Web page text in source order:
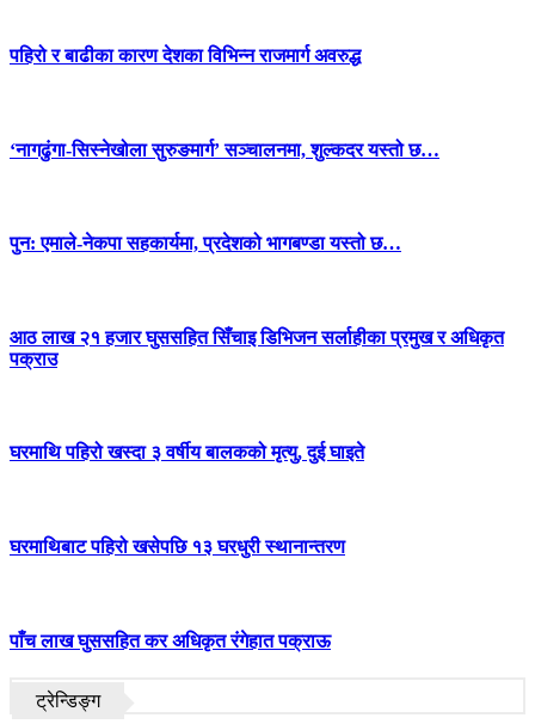
पहिरो र बाढीका कारण देशका विभिन्न राजमार्ग अवरुद्ध
‘नागढुंगा-सिस्नेखोला सुरुङमार्ग’ सञ्चालनमा, शुल्कदर यस्तो छ…
पुन: एमाले-नेकपा सहकार्यमा, प्रदेशको भागबण्डा यस्तो छ…
आठ लाख २१ हजार घुससहित सिँचाइ डिभिजन सर्लाहीका प्रमुख र अधिकृत
पक्राउ
घरमाथि पहिरो खस्दा ३ वर्षीय बालकको मृत्यु, दुई घाइते
घरमाथिबाट पहिरो खसेपछि १३ घरधुरी स्थानान्तरण
पाँच लाख घुससहित कर अधिकृत रंगेहात पक्राऊ
ट्रेन्डिङ्ग